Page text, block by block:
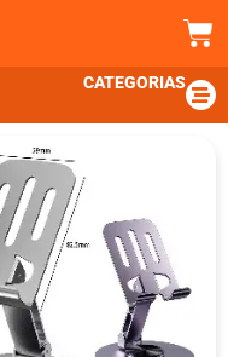
CATEGORIAS